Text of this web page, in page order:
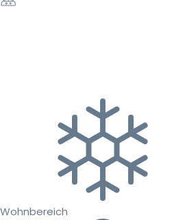
Wohnbereich